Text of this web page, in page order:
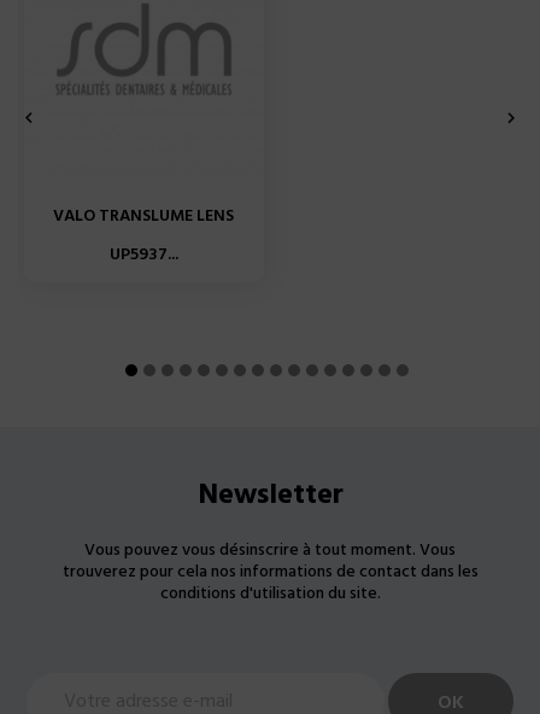
VALO TRANSLUME LENS
UP5937...
 
Newsletter
Vous pouvez vous désinscrire à tout moment. Vous
trouverez pour cela nos informations de contact dans les
conditions d'utilisation du site.